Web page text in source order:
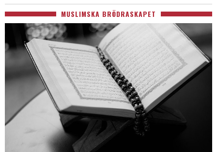
MUSLIMSKA BRÖDRASKAPET